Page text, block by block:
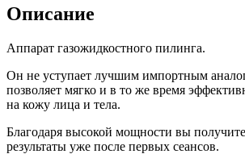
Описание
Аппарат газожидкостного пилинга.
Он не уступает лучшим импортным
позволяет мягко и в то же время
на кожу лица и тела.
Благодаря высокой мощности вы
результаты уже после первых сеансов.